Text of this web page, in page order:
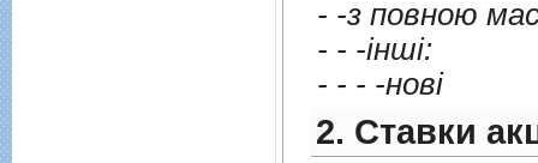
- - -iншi:
- - - -новi
2. Cтавки